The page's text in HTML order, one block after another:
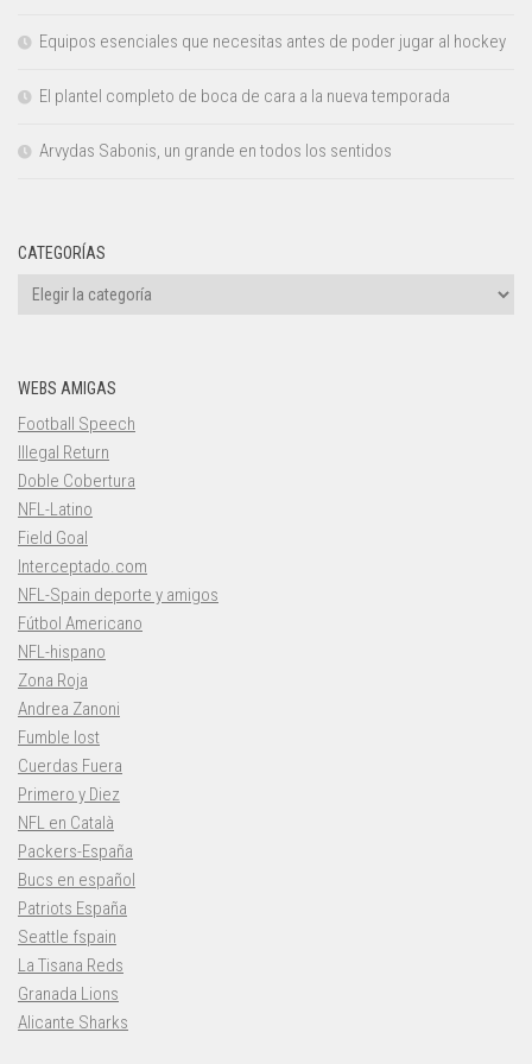
Equipos esenciales que necesitas antes de poder jugar al hockey
El plantel completo de boca de cara a la nueva temporada
Arvydas Sabonis, un grande en todos los sentidos
CATEGORÍAS
Categorías
WEBS AMIGAS
Football Speech
Illegal Return
Doble Cobertura
NFL-Latino
Field Goal
Interceptado.com
NFL-Spain deporte y amigos
Fútbol Americano
NFL-hispano
Zona Roja
Andrea Zanoni
Fumble lost
Cuerdas Fuera
Primero y Diez
NFL en Català
Packers-España
Bucs en español
Patriots España
Seattle fspain
La Tisana Reds
Granada Lions
Alicante Sharks